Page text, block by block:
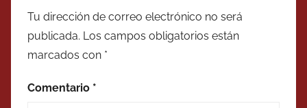
Tu dirección de correo electrónico no será
publicada. Los campos obligatorios están
marcados con *
Comentario *